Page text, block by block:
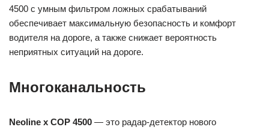
4500 с умным фильтром ложных срабатываний
обеспечивает максимальную безопасность и комфорт
водителя на дороге, а также снижает вероятность
неприятных ситуаций на дороге.
Многоканальность
Neoline x COP 4500 — это радар-детектор нового